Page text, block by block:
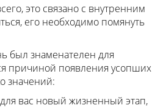
это связано с внутренним
его необходимо помянуть
был знаменателен для
причиной появления усопших
значений:
вас новый жизненный этап,